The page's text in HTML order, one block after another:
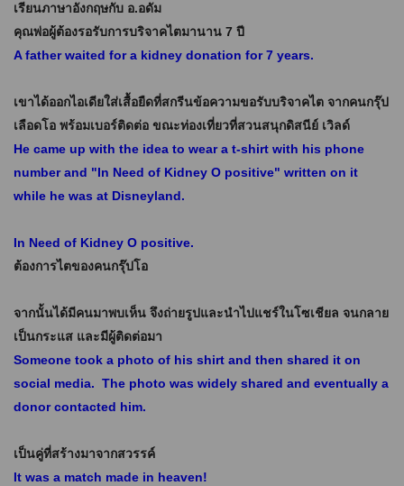
เรียนภาษาอังกฤษกับ อ.อดัม
คุณพ่อผู้ต้องรอรับการบริจาคไตมานาน 7 ปี
A father waited for a kidney donation for 7 years.
เขาได้ออกไอเดียใส่เสื้อยืดที่สกรีนข้อความขอรับบริจาคไต จากคนกรุ๊ป
เลือดโอ พร้อมเบอร์ติดต่อ ขณะท่องเที่ยวที่สวนสนุกดิสนีย์ เวิลด์
He came up with the idea to wear a t-shirt with his phone
number and "In Need of Kidney O positive" written on it
while he was at Disneyland.
In Need of Kidney O positive.
ต้องการไตของคนกรุ๊ปโอ
จากนั้นได้มีคนมาพบเห็น จึงถ่ายรูปและนำไปแชร์ในโซเชียล จนกลาย
เป็นกระแส และมีผู้ติดต่อมา
Someone took a photo of his shirt and then shared it on
social media. The photo was widely shared and eventually a
donor contacted him.
เป็นคู่ที่สร้างมาจากสวรรค์
It was a match made in heaven!